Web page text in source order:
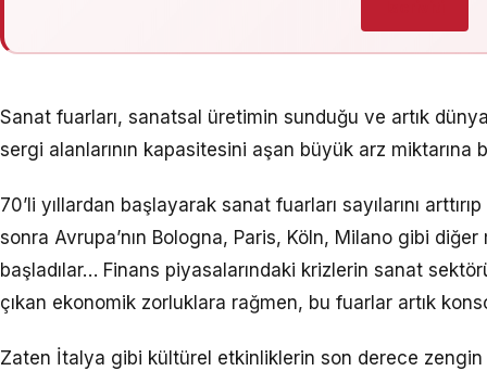
Sanat fuarları, sanatsal üretimin sunduğu ve artık
sergi alanlarının kapasitesini aşan büyük arz miktarına
70’li yıllardan başlayarak sanat fuarları sayılarını
sonra Avrupa’nın Bologna, Paris, Köln, Milano gibi
başladılar… Finans piyasalarındaki krizlerin sanat
çıkan ekonomik zorluklara rağmen, bu fuarlar artık
Zaten İtalya gibi kültürel etkinliklerin son derece